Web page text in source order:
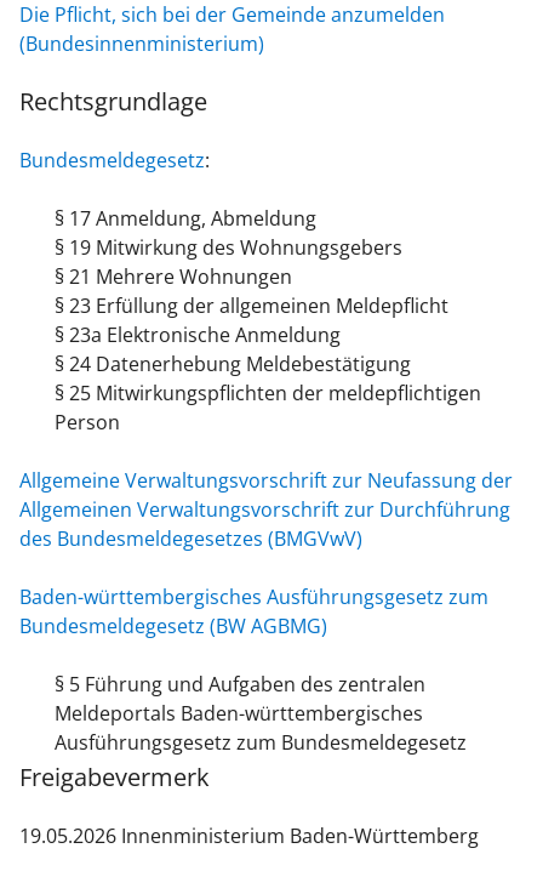
Die Pflicht, sich bei der Gemeinde anzumelden
(Bundesinnenministerium)
Rechtsgrundlage
Bundesmeldegesetz:
§ 17 Anmeldung, Abmeldung
§ 19 Mitwirkung des Wohnungsgebers
§ 21 Mehrere Wohnungen
§ 23 Erfüllung der allgemeinen Meldepflicht
§ 23a Elektronische Anmeldung
§ 24 Datenerhebung Meldebestätigung
§ 25 Mitwirkungspflichten der meldepflichtigen
Person
Allgemeine Verwaltungsvorschrift zur Neufassung der
Allgemeinen Verwaltungsvorschrift zur Durchführung
des Bundesmeldegesetzes (BMGVwV)
Baden-württembergisches Ausführungsgesetz zum
Bundesmeldegesetz (BW AGBMG)
§ 5 Führung und Aufgaben des zentralen
Meldeportals Baden-württembergisches
Ausführungsgesetz zum Bundesmeldegesetz
Freigabevermerk
19.05.2026 Innenministerium Baden-Württemberg